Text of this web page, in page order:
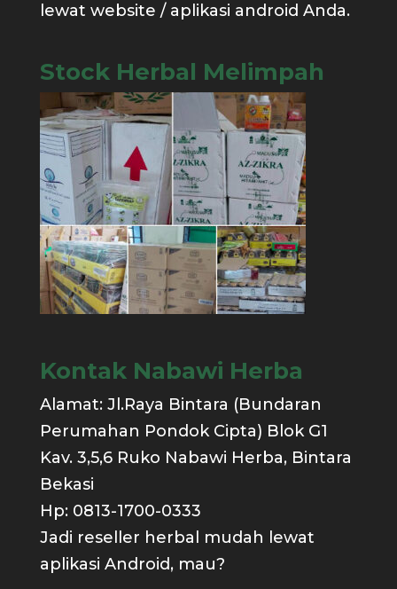
lewat website / aplikasi android Anda.
Stock Herbal Melimpah
Kontak Nabawi Herba
Alamat: Jl.Raya Bintara (Bundaran
Perumahan Pondok Cipta) Blok G1
Kav. 3,5,6 Ruko Nabawi Herba, Bintara
Bekasi
Hp: 0813-1700-0333
Jadi reseller herbal mudah lewat
aplikasi Android, mau?